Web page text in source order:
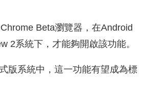
Beta瀏覽器，在Android
2系統下，才能夠開啟該功能。
版系統中，這一功能有望成為標